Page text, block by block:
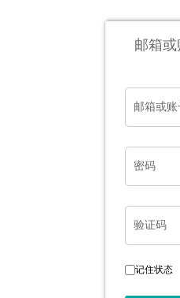
邮箱
邮箱或账
密码
验证码
记住状态